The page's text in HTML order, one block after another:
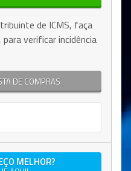
de ICMS, faça
verificar incidência
DE COMPRAS
MELHOR?